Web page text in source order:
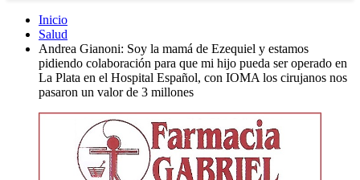
Inicio
Salud
Andrea Gianoni: Soy la mamá de Ezequiel y estamos
pidiendo colaboración para que mi hijo pueda ser operado en
La Plata en el Hospital Español, con IOMA los cirujanos nos
pasaron un valor de 3 millones